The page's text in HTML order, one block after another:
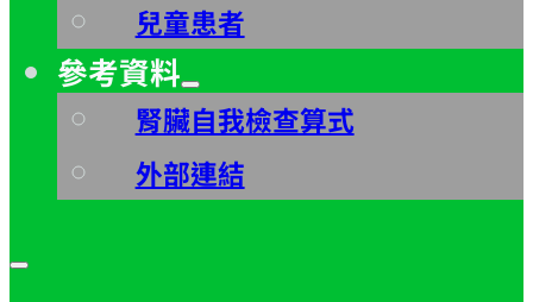
兒童患者
參考資料
腎臟自我檢查算式
外部連結